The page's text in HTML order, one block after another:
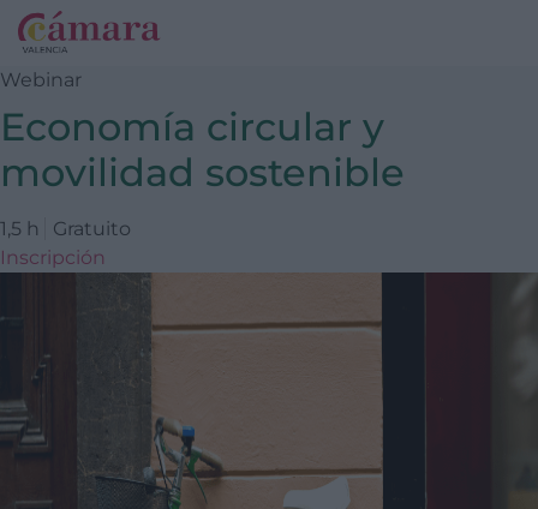
Webinar
Economía circular y
movilidad sostenible
1,5 h
Gratuito
Inscripción